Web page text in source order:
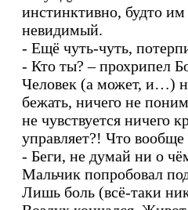
инстинктивно, будто
невидимый.
- Ещё чуть-чуть,
- Кто ты? – прохрипел
Человек (а может, и…)
бежать, ничего не
не чувствуется ничего
управляет?! Что
- Беги, не думай ни о
Мальчик попробовал
Лишь боль (всё-таки